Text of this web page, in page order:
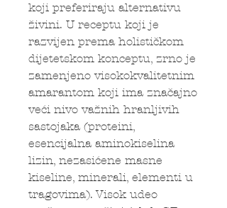
koji preferiraju alternativu
živini. U receptu koji je
razvijen prema holističkom
dijetetskom konceptu, zrno je
zamenjeno visokokvalitetnim
amarantom koji ima značajno
veći nivo važnih hranljivih
sastojaka (proteini,
esencijalna aminokiselina
lizin, nezasićene masne
kiseline, minerali, elementi u
tragovima). Visok udeo